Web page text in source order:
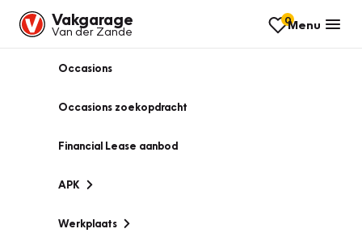
Vakgarage
Van der Zande
0Menu
Occasions
Occasions zoekopdracht
Financial Lease aanbod
APK
Werkplaats